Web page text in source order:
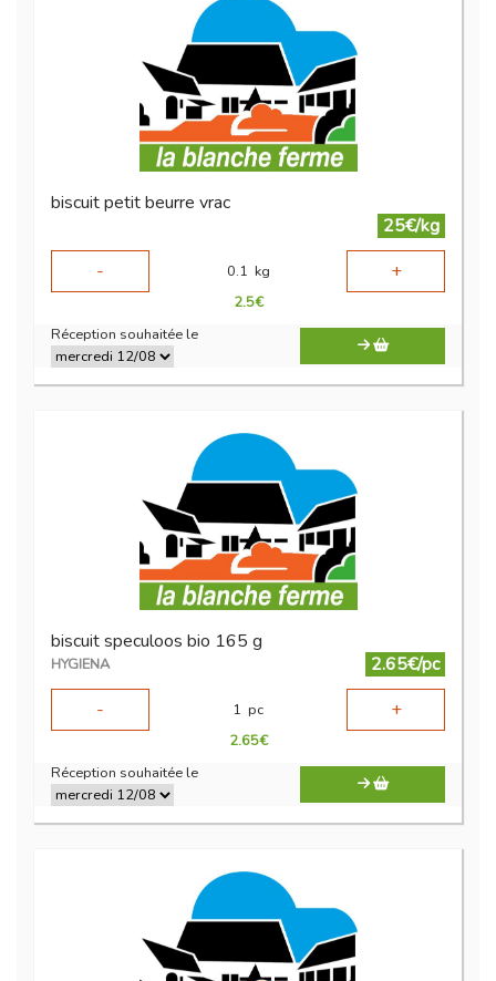
biscuit petit beurre vrac
25€/kg
-
0.1 kg +
2.5€
Réception souhaitée le
biscuit speculoos bio 165 g
HYGIENA
2.65€/pc
-
1 pc +
2.65€
Réception souhaitée le